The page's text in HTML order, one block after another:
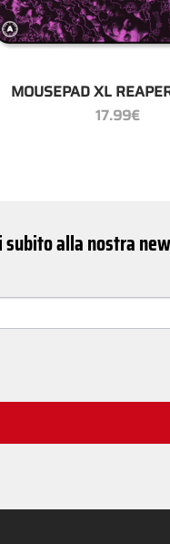
MOUSEPAD XL
17.99€
alla nostra